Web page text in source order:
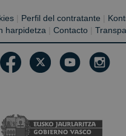
Perfil del contratante
harpidetza| Contacto
YouTube
.youtube.com
Privacidad de Google